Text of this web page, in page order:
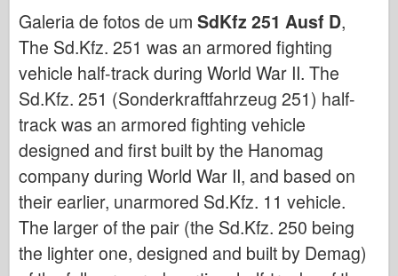
Cyber-Hobby
Dnepromodel
Dragão
Eduard
Modelo E.T.
Moldes finos
Forças de Valor
FriulModel
Hasegawa
Galeria de fotos de um SdKfz 251 Ausf D,
The Sd.Kfz. 251 was an armored fighting
vehicle half-track during World War II. The
Sd.Kfz. 251 (Sonderkraftfahrzeug 251) half-
track was an armored fighting vehicle
designed and first built by the Hanomag
company during World War II, and based on
their earlier, unarmored Sd.Kfz. 11 vehicle.
The larger of the pair (the Sd.Kfz. 250 being
the lighter one, designed and built by Demag)